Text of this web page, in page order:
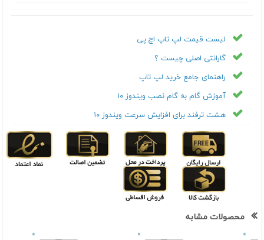
لیست قیمت لپ تاپ اچ پی
گارانتی اصلی چیست ؟
راهنمای جامع خرید لپ تاپ
آموزش گام به گام نصب ویندوز ۱۰
هشت ترفند برای افزایش سرعت ویندوز ۱۰
محصولات مشابه